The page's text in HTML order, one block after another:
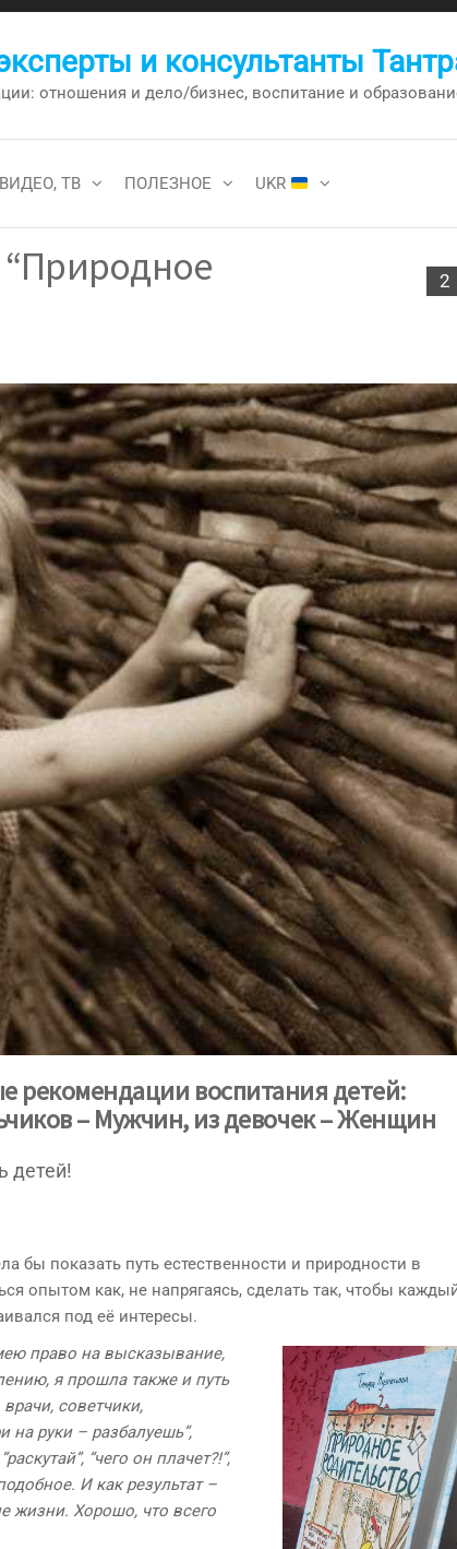
и консультанты
отношения и дело/бизнес, воспитание и
ВИДЕО, ТВ ПОЛЕЗНОЕ UKR
2
“Природное
воспитания детей:
– Мужчин, из девочек – Женщин
детей!
бы показать путь естественности и природности в
опытом как, не напрягаясь, сделать так, чтобы
под её интересы.
право на высказывание,
я прошла также и путь
советчики,
на руки – разбалуешь”,
“чего он плачет?!”,
И как результат –
жизни. Хорошо, что всего